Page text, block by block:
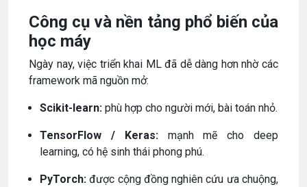
Công cụ và nền tảng phổ biến của
học máy
Ngày nay, việc triển khai ML đã dễ dàng hơn nhờ các
framework mã nguồn mở:
Scikit-learn: phù hợp cho người mới, bài toán nhỏ.
TensorFlow / Keras:mạnh mẽ cho deep
learning, có hệ sinh thái phong phú.
PyTorch: được cộng đồng nghiên cứu ưa chuộng,